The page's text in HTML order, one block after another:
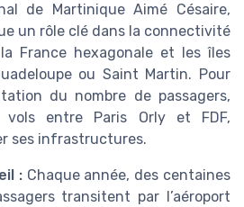
de Martinique Aimé Césaire,
un rôle clé dans la connectivité
France hexagonale et les îles
ou Saint Martin. Pour
du nombre de passagers,
entre Paris Orly et FDF,
ses infrastructures.
:Chaque année, des centaines
transitent par l’aéroport